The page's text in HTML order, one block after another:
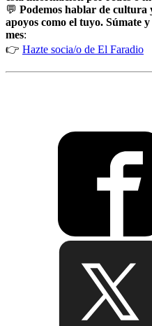
💬 Podemos hablar de
apoyos como el tuyo. Súmate
mes:
👉 Hazte socia/o de El Faradio